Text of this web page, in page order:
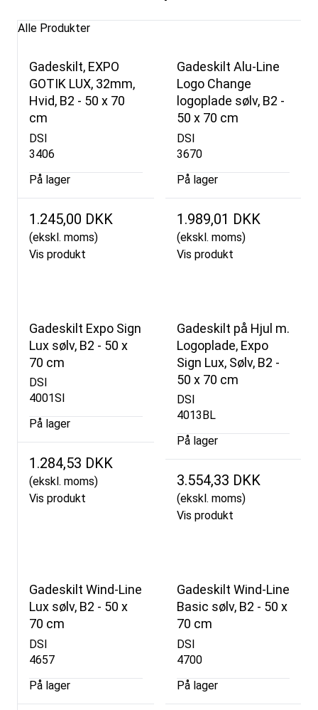
Alle Produkter
Gadeskilt, EXPO
GOTIK LUX, 32mm,
Hvid, B2 - 50 x 70
cm
DSI
3406
På lager
1.245,00 DKK
(ekskl. moms)
Vis produkt
Gadeskilt Alu-Line
Logo Change
logoplade sølv, B2 -
50 x 70 cm
DSI
3670
På lager
1.989,01 DKK
(ekskl. moms)
Vis produkt
Gadeskilt Expo Sign
Lux sølv, B2 - 50 x
70 cm
DSI
4001SI
På lager
1.284,53 DKK
(ekskl. moms)
Vis produkt
Gadeskilt på Hjul m.
Logoplade, Expo
Sign Lux, Sølv, B2 -
50 x 70 cm
DSI
4013BL
På lager
3.554,33 DKK
(ekskl. moms)
Vis produkt
Gadeskilt Wind-Line
Lux sølv, B2 - 50 x
70 cm
DSI
4657
På lager
Gadeskilt Wind-Line
Basic sølv, B2 - 50 x
70 cm
DSI
4700
På lager